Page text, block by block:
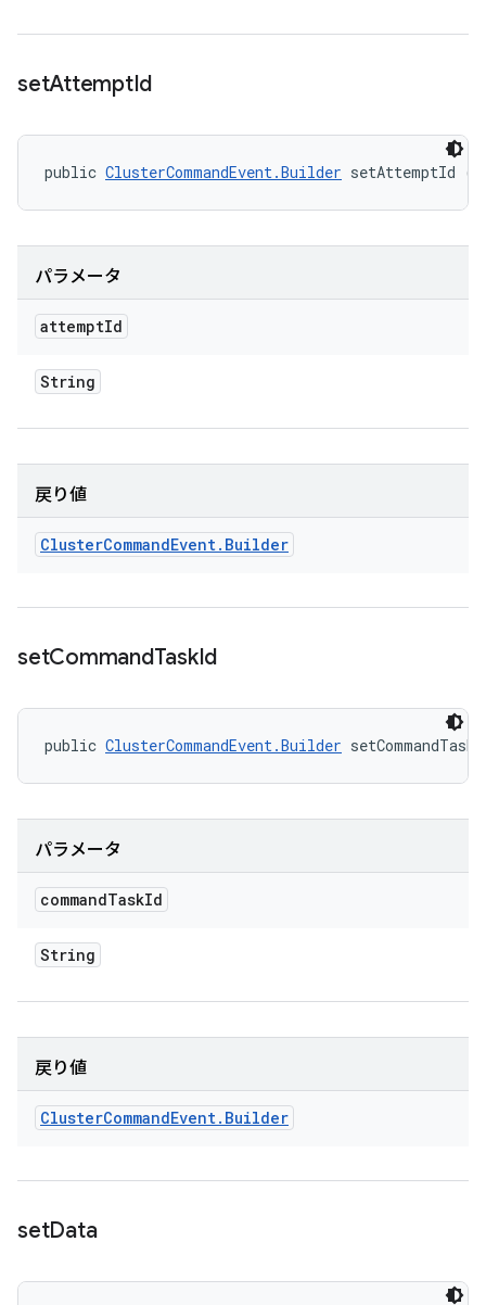
setAttemptId
public ClusterCommandEvent.Builder setAttemptId
パラメータ
attemptId
String
戻り値
ClusterCommandEvent. Builder
setCommandTaskId
public ClusterCommandEvent.Builder
パラメータ
commandTaskId
String
戻り値
ClusterCommandEvent. Builder
setData